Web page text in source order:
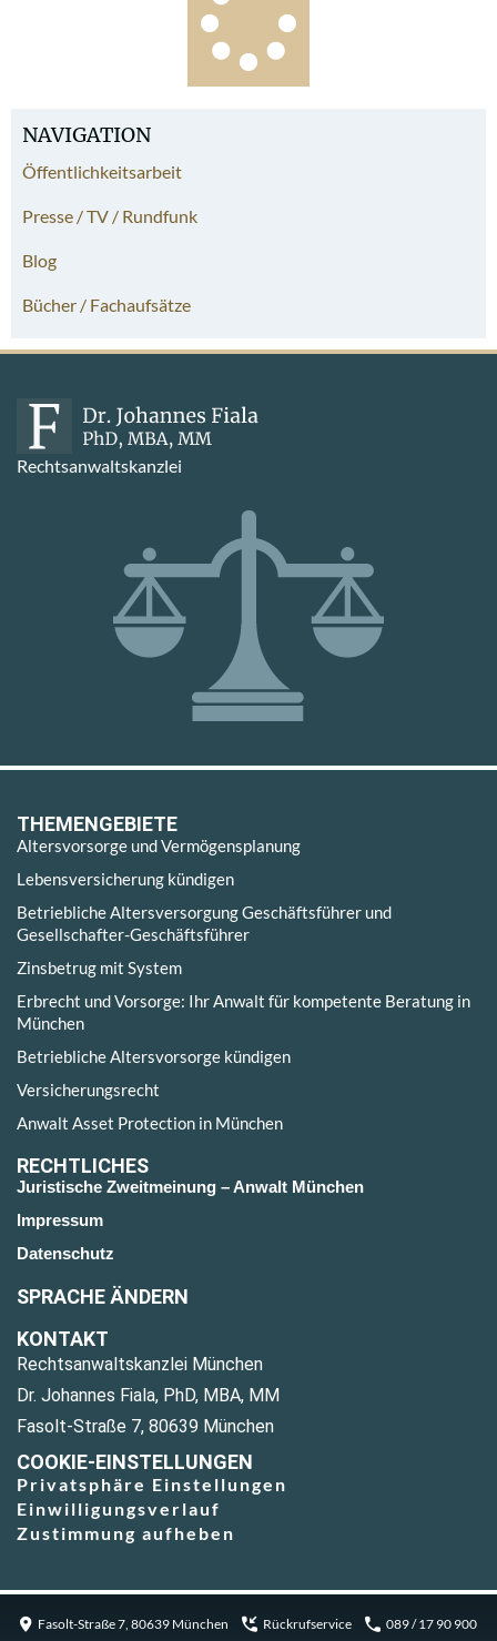
NAVIGATION
Öffentlichkeitsarbeit
Presse / TV / Rundfunk
Blog
Bücher / Fachaufsätze
Rechtsanwaltskanzlei
THEMENGEBIETE
Altersvorsorge und Vermögensplanung
Lebensversicherung kündigen
Betriebliche Altersversorgung Geschäftsführer und
Gesellschafter-Geschäftsführer
Zinsbetrug mit System
Erbrecht und Vorsorge: Ihr Anwalt für kompetente Beratung in
München
Betriebliche Altersvorsorge kündigen
Versicherungsrecht
Anwalt Asset Protection in München
RECHTLICHES
Juristische Zweitmeinung – Anwalt München
Impressum
Datenschutz
SPRACHE ÄNDERN
KONTAKT
Rechtsanwaltskanzlei München
Dr. Johannes Fiala, PhD, MBA, MM
Fasolt-Straße 7, 80639 München
COOKIE-EINSTELLUNGEN
Privatsphäre Einstellungen
Einwilligungsverlauf
Zustimmung aufheben
Fasolt-Straße 7, 80639 München Rückrufservice 089 / 17 90 900